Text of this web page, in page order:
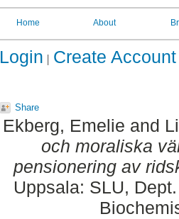
Home About
Login Create Account
Share
Ekberg, Emelie and
och moraliska
pensionering av
Uppsala: SLU,